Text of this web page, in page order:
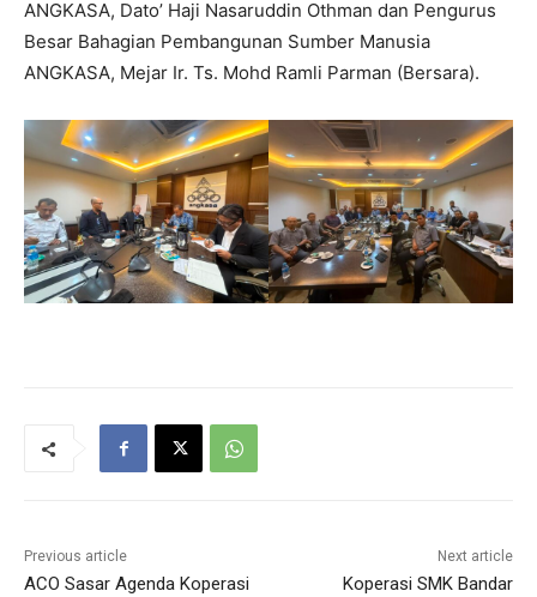
ANGKASA, Dato’ Haji Nasaruddin Othman dan Pengurus
Besar Bahagian Pembangunan Sumber Manusia
ANGKASA, Mejar Ir. Ts. Mohd Ramli Parman (Bersara).
Previous article
ACO Sasar Agenda Koperasi
Next article
Koperasi SMK Bandar